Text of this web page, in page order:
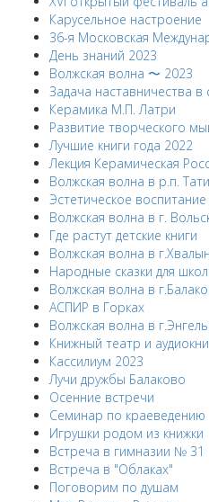
Карусельное настроение
36-я Московская
День знаний 2023
Волжская волна 〜 2023
Задача наставничества
Керамика М.П. Латри
Развитие творческого
Лучшие книги года 2022
Лекция Керамическая
Волжская волна в р.п.
Эстетическое воспитание
Волжская волна в г.
Где растут детские книги
Волжская волна в
Народные сказки для
Волжская волна в
АСПИР в Горках
Волжская волна в
Книжный театр и
Кассилиум 2023
Лучи дружбы Балаково
Осенние встречи
Семинар по краеведению
Игрушки родом из книжки
Встреча в гимназии № 31
Встреча в "Облаках"
Поговорим по душам